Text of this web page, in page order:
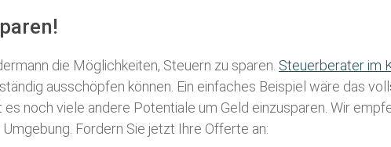
die Möglichkeiten, Steuern zu sparen. Steuerberater im
ausschöpfen können. Ein einfaches Beispiel wäre das
noch viele andere Potentiale um Geld einzusparen. Wir
Fordern Sie jetzt Ihre Offerte an: